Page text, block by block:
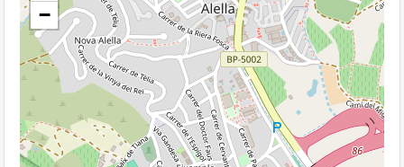
−